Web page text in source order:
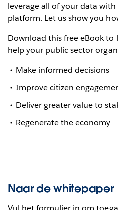
leverage all of your data
platform. Let us show you
Download this free eBook to
help your public sector
Make informed decisions
Improve citizen
Deliver greater value to
Regenerate the economy
Naar de whitepaper